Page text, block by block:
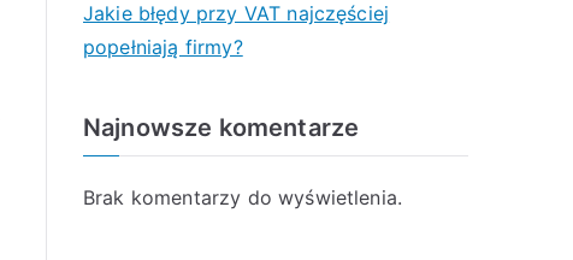
Jakie błędy przy VAT najczęściej
popełniają firmy?
Najnowsze komentarze
Brak komentarzy do wyświetlenia.